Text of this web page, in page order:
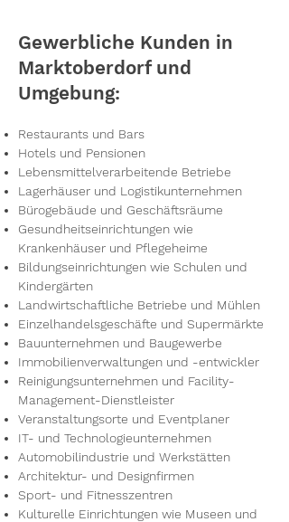
Gewerbliche Kunden in
Marktoberdorf und
Umgebung:
Restaurants und Bars
Hotels und Pensionen
Lebensmittelverarbeitende Betriebe
Lagerhäuser und Logistikunternehmen
Bürogebäude und Geschäftsräume
Gesundheitseinrichtungen wie
Krankenhäuser und Pflegeheime
Bildungseinrichtungen wie Schulen und
Kindergärten
Landwirtschaftliche Betriebe und Mühlen
Einzelhandelsgeschäfte und Supermärkte
Bauunternehmen und Baugewerbe
Immobilienverwaltungen und -entwickler
Reinigungsunternehmen und Facility-
Management-Dienstleister
Veranstaltungsorte und Eventplaner
IT- und Technologieunternehmen
Automobilindustrie und Werkstätten
Architektur- und Designfirmen
Sport- und Fitnesszentren
Kulturelle Einrichtungen wie Museen und